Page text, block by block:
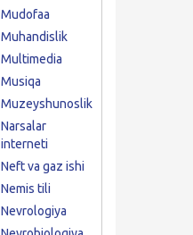
Mudofaa
Muhandislik
Multimedia
Musiqa
Muzeyshunoslik
Narsalar
interneti
Neft va gaz ishi
Nemis tili
Nevrologiya